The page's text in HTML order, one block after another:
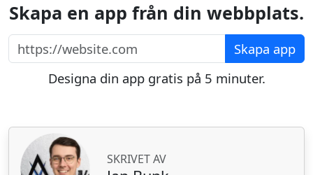
Skapa en app från din webbplats.
https://website.com
Skapa app
Designa din app gratis på 5 minuter.
SKRIVET AV